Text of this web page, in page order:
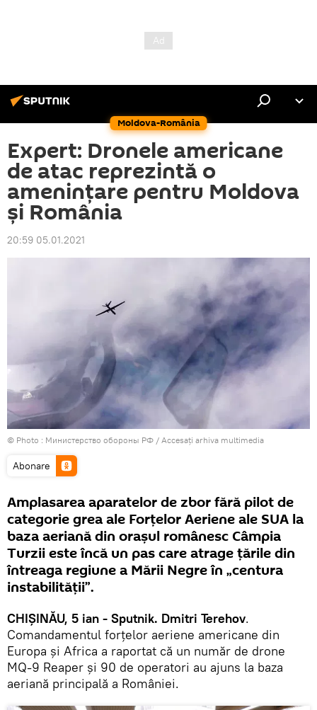
Moldova-România
Expert: Dronele americane
de atac reprezintă o
amenințare pentru Moldova
și România
20:59 05.01.2021
© Photo : Министерство обороны РФ / Accesați arhiva multimedia
Abonare
Amplasarea aparatelor de zbor fără pilot de
categorie grea ale Forțelor Aeriene ale SUA la
baza aeriană din orașul românesc Câmpia
Turzii este încă un pas care atrage țările din
întreaga regiune a Mării Negre în „centura
instabilității”.
CHIȘINĂU, 5 ian - Sputnik. Dmitri Terehov.
Comandamentul forțelor aeriene americane din
Europa și Africa a raportat că un număr de drone
MQ-9 Reaper și 90 de operatori au ajuns la baza
aeriană principală a României.